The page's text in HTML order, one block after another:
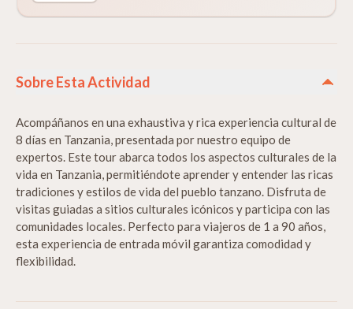
Sobre Esta Actividad
Acompáñanos en una exhaustiva y rica experiencia cultural de
8 días en Tanzania, presentada por nuestro equipo de
expertos. Este tour abarca todos los aspectos culturales de la
vida en Tanzania, permitiéndote aprender y entender las ricas
tradiciones y estilos de vida del pueblo tanzano. Disfruta de
visitas guiadas a sitios culturales icónicos y participa con las
comunidades locales. Perfecto para viajeros de 1 a 90 años,
esta experiencia de entrada móvil garantiza comodidad y
flexibilidad.